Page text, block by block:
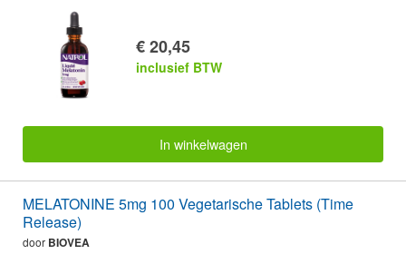
€ 20,45
inclusief BTW
In winkelwagen
MELATONINE 5mg 100 Vegetarische Tablets (Time
Release)
door BIOVEA